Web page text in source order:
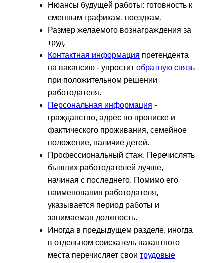
Нюансы будущей работы: готовность к
сменным графикам, поездкам.
Размер желаемого вознаграждения за
труд.
Контактная информация претендента
на вакансию - упростит обратную связь
при положительном решении
работодателя.
Персональная информация -
гражданство, адрес по прописке и
фактического проживания, семейное
положение, наличие детей.
Профессиональный стаж. Перечислять
бывших работодателей лучше,
начиная с последнего. Помимо его
наименования работодателя,
указывается период работы и
занимаемая должность.
Иногда в предыдущем разделе, иногда
в отдельном соискатель вакантного
места перечисляет свои трудовые